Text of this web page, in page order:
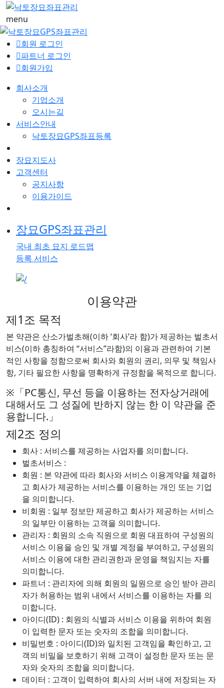
menu
회원 로그인
파트너 로그인
회원가입
회사소개
기업소개
오시는길
서비스안내
낙토장묘GPS좌표등록
장묘지도사
고객센터
공지사항
이용가이드
장묘GPS좌표관리
국내 최초 묘지 로드맵
등록 서비스
이용약관
제1조 목적
본 약관은 산소가벌초해(이하 ‘회사’라 함)가 제공하는 벌초서
비스(이하 총칭하여 “서비스”라함)의 이용과 관련하여 기본
적인 사항을 정함으로써 회사와 회원의 권리, 의무 및 책임사
항, 기타 필요한 사항을 명확하게 규정함을 목적으로 합니다.
※「PC통신, 무선 등을 이용하는 전자상거래에
대해서도 그 성질에 반하지 않는 한 이 약관을 준
용합니다.」
제2조 정의
회사 : 서비스를 제공하는 사업자를 의미합니다.
벌초서비스 :
회원 : 본 약관에 따라 회사와 서비스 이용계약을 체결하
고 회사가 제공하는 서비스를 이용하는 개인 또는 기업
을 의미합니다.
비회원 : 일부 정보만 제공하고 회사가 제공하는 서비스
의 일부만 이용하는 고객을 의미합니다.
관리자 : 회원의 소속 직원으로 회원 대표하여 구성원의
서비스 이용을 승인 및 개별 계정을 부여하고, 구성원의
서비스 이용에 대한 관리권한과 운영을 책임지는 자를
의미합니다.
파트너 : 관리자에 의해 회원의 일원으로 승인 받아 관리
자가 허용하는 범위 내에서 서비스를 이용하는 자를 의
미합니다.
아이디(ID) : 회원의 식별과 서비스 이용을 위하여 회원
이 입력한 문자 또는 숫자의 조합을 의미합니다.
비밀번호 : 아이디(ID)와 일치된 고객임을 확인하고, 고
객의 비밀을 보호하기 위해 고객이 설정한 문자 또는 문
자와 숫자의 조합을 의미합니다.
데이터 : 고객이 입력하여 회사의 서버 내에 저장되는 자